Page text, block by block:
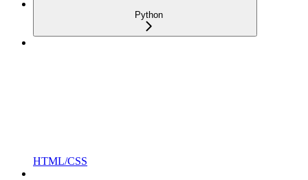
Python
HTML/CSS